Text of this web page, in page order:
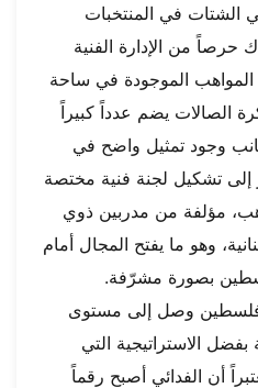
الشتات في المنتخبات
حرصاً من الإدارة الفنية
المواهب الموجودة في ساحة
الصالات يضم عدداً كبيراً
وجود تمثيل واضح في
إلى تشكيل لجنة فنية مختصة
مؤلفة من مدربين ذوي
وهو ما يفتح المجال أمام
بصورة مشرّفة.
فلسطين وصل إلى مستوى
الاستراتيجية التي
أن الفدائي أصبح رقماً